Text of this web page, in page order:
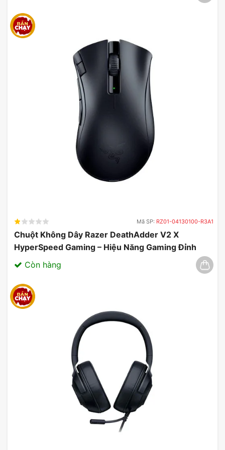
Lớp mạ chuyên dụng chống tràn
nước
ASUS TUF Gaming K1 được gia công chắc chắn cả
ở phần trong và phần ngoài để có khả năng phục
vụ nhiều năm liền. Lớp vỏ bên ngoài của bàn phím
này có một lớp phủ gia cường đặc biệt để đáp ứng
yêu cầu của hơn 10 bài thử nghiệm nghiêm ngặt về
mài mòn, ma sát và mồ hôi. Với khả năng chống
thấm nước lên đến 300ml, bàn phím này bảo đảm
rằng nước tràn ra từ lon hoặc cốc sẽ không ảnh
hưởng đến pha hành động của bạn.
Có thể lập trình nhờ bộ nhớ trên
ASUS TUF Gaming K1 có tám phím có thể lập trình,
hỗ trợ ghi macro theo thời gian thực, giúp dễ dàng
Mã SP: RZ01-04130100-R3A1
Chuột Không Dây Razer DeathAdder V2 X
HyperSpeed Gaming – Hiệu Năng Gaming Đỉnh
Cao 03/2025
Còn hàng